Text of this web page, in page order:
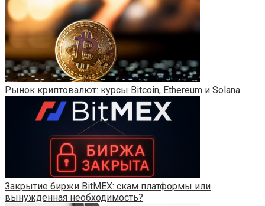
Рынок криптовалют: курсы Bitcoin, Ethereum и Solana
Закрытие биржи BitMEX: скам платформы или
вынужденная необходимость?